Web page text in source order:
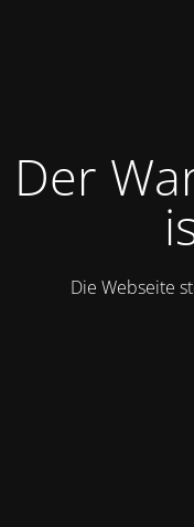
Der
Die Webseite